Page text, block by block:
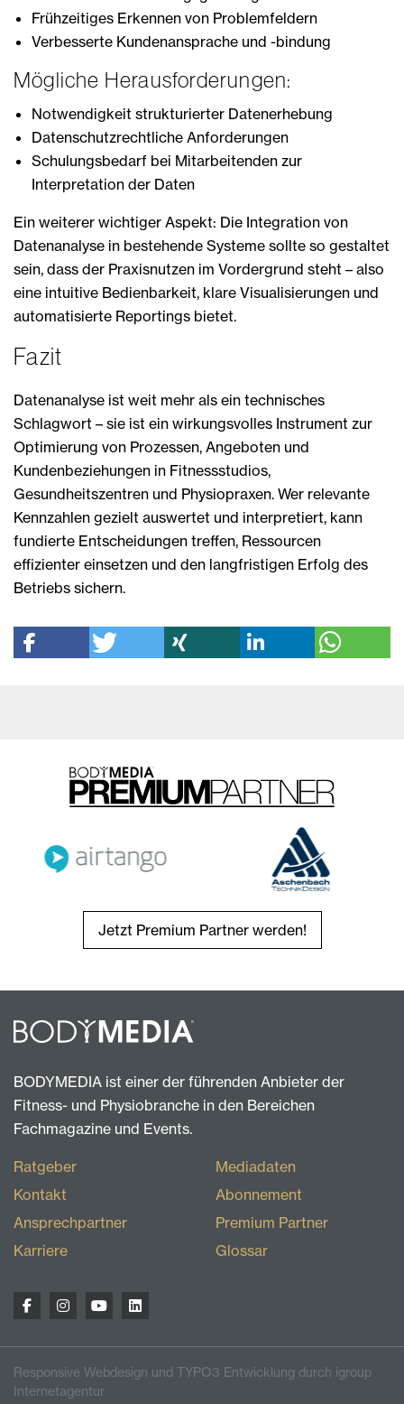
Frühzeitiges Erkennen von Problemfeldern
Verbesserte Kundenansprache und -bindung
Mögliche Herausforderungen:
Notwendigkeit strukturierter Datenerhebung
Datenschutzrechtliche Anforderungen
Schulungsbedarf bei Mitarbeitenden zur
Interpretation der Daten
Ein weiterer wichtiger Aspekt: Die Integration von
Datenanalyse in bestehende Systeme sollte so gestaltet
sein, dass der Praxisnutzen im Vordergrund steht – also
eine intuitive Bedienbarkeit, klare Visualisierungen und
automatisierte Reportings bietet.
Fazit
Datenanalyse ist weit mehr als ein technisches
Schlagwort – sie ist ein wirkungsvolles Instrument zur
Optimierung von Prozessen, Angeboten und
Kundenbeziehungen in Fitnessstudios,
Gesundheitszentren und Physiopraxen. Wer relevante
Kennzahlen gezielt auswertet und interpretiert, kann
fundierte Entscheidungen treffen, Ressourcen
effizienter einsetzen und den langfristigen Erfolg des
Betriebs sichern.
Jetzt Premium Partner werden!
BODYMEDIA ist einer der führenden Anbieter der
Fitness- und Physiobranche in den Bereichen
Fachmagazine und Events.
Ratgeber
Kontakt
Ansprechpartner
Karriere
Mediadaten
Abonnement
Premium Partner
Glossar
Responsive Webdesign und TYPO3 Entwicklung durch igroup
Internetagentur